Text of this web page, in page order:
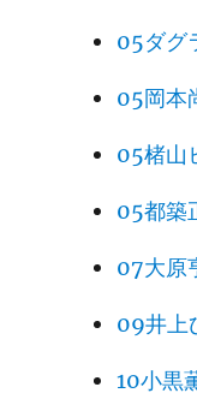
05ダグ
05岡本
05楮山
05都築
07大原
09井上
10小黒